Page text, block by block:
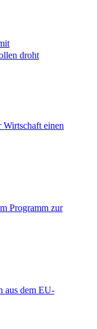
droht
Wirtschaft einen
Programm zur
aus dem EU-